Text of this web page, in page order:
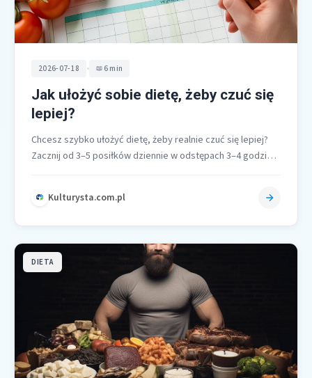
2026-07-18 • 6 min
Jak ułożyć sobie dietę, żeby czuć się
lepiej?
Chcesz szybko ułożyć dietę, żeby realnie czuć się lepiej?
Zacznij od 3–5 posiłków dziennie w odstępach 3–4 godzin,
Kulturysta.com.pl
DIETA